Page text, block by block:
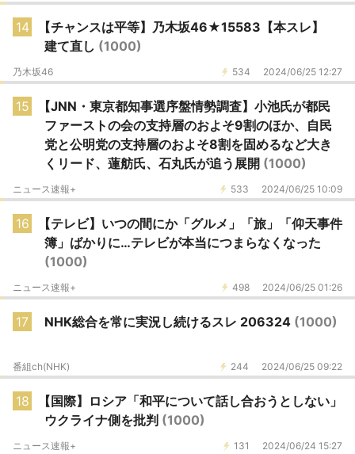
14
【チャンスは平等】乃木坂46★15583【本スレ】
建て直し (1000)
534 2024/06/25 12:27
乃木坂46
15
【JNN・東京都知事選序盤情勢調査】小池氏が都民
ファーストの会の支持層のおよそ9割のほか、自民
党と公明党の支持層のおよそ8割を固めるなど大き
くリード、蓮舫氏、石丸氏が追う展開 (1000)
533 2024/06/25 10:09
ニュース速報+
16
【テレビ】いつの間にか「グルメ」「旅」「仰天事件
簿」ばかりに…テレビが本当につまらなくなった
(1000)
498 2024/06/25 01:26
ニュース速報+
17 NHK総合を常に実況し続けるスレ 206324 (1000)
244 2024/06/25 09:22
番組ch(NHK)
18
【国際】ロシア「和平について話し合おうとしない」
ウクライナ側を批判 (1000)
131 2024/06/24 15:27
ニュース速報+